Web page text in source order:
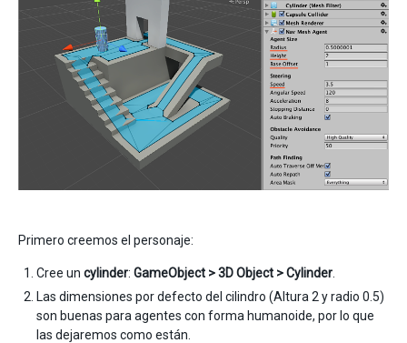
Primero creemos el personaje:
Cree un cylinder: GameObject > 3D Object > Cylinder
Las dimensiones por defecto del cilindro (Altura 2 y radio 0.5)
son buenas para agentes con forma humanoide, por lo que
las dejaremos como están.